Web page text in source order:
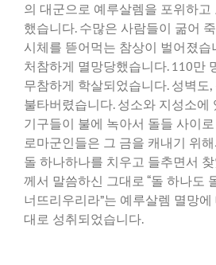
의 대군으로 예루살렘을 포위하
했습니다. 수많은 사람들이 굶어
시체를 뜯어먹는 참상이 벌어졌습
처참하게 멸망당했습니다. 110만
무참하게 학살되었습니다. 성벽도
불타버렸습니다. 성소와 지성소에
기구들이 불에 녹아서 돌들 사이
로마군인들은 그 금을 캐내기 위
돌 하나하나를 치우고 들추면서
께서 말씀하신 그대로 “돌 하나도
너뜨리우리라”는 예루살렘 멸망
대로 성취되었습니다.